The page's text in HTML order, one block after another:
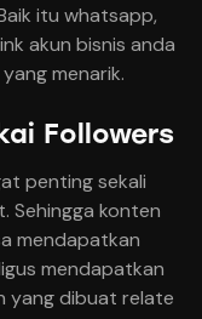
itu whatsapp,
akun bisnis anda
menarik.
Followers
penting sekali
Sehingga konten
mendapatkan
mendapatkan
yang dibuat relate